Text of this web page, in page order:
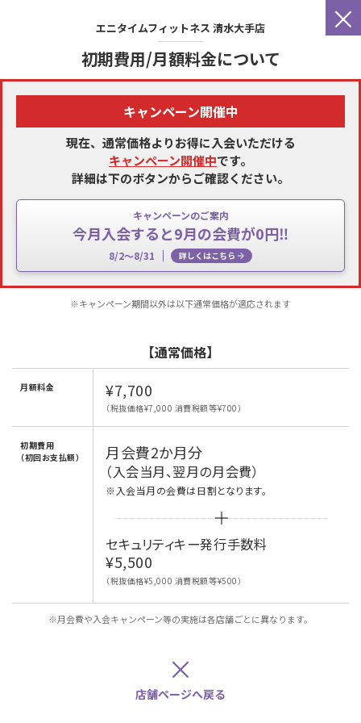
×
エニタイムフィットネス 清水大手店
初期費用/月額料金について
キャンペーン開催中
現在、通常価格よりお得に入会いただける
キャンペーン開催中です。
詳細は下のボタンからご確認ください。
キャンペーンのご案内
今月入会すると9月の会費が0円‼
8/2～8/31 詳しくはこちら
※キャンペーン期間以外は以下通常価格が適応されます
【通常価格】
月額料金 ¥7,700
（税抜価格¥7,000 消費税額等¥700）
初期費用
（初回お支払額）
月会費2か月分
（入会当月、翌月の月会費）
※入会当月の会費は日割となります。
セキュリティキー発行手数料
¥5,500
（税抜価格¥5,000 消費税額等¥500）
※月会費や入会キャンペーン等の実施は各店舗ごとに異なります。
×
店舗ページへ戻る